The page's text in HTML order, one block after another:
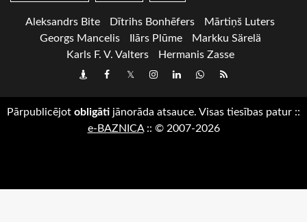
Aleksandrs Bite Dītrihs Bonhēfers
Mārtiņš Luters
Georgs Mancelis
Ilārs Plūme
Markku Särelä
Karls F. V. Valters
Hermanis Zasse
DraugiemFacebook
TwitterInstagram
LinkedInwhatsapp
RSS
Pārpublicējot obligāti jānorāda atsauce. Visas tiesības patur ::
e-BAZNICA:: © 2007-2026